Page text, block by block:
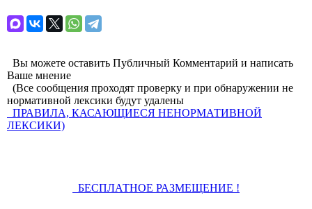
Вы можете оставить Публичный Комментарий и написать
Ваше мнение
(Все сообщения проходят проверку и при обнаружении не
нормативной лексики будут удалены
ПРАВИЛА, КАСАЮЩИЕСЯ НЕНОРМАТИВНОЙ
ЛЕКСИКИ)
БЕСПЛАТНОЕ РАЗМЕЩЕНИЕ !